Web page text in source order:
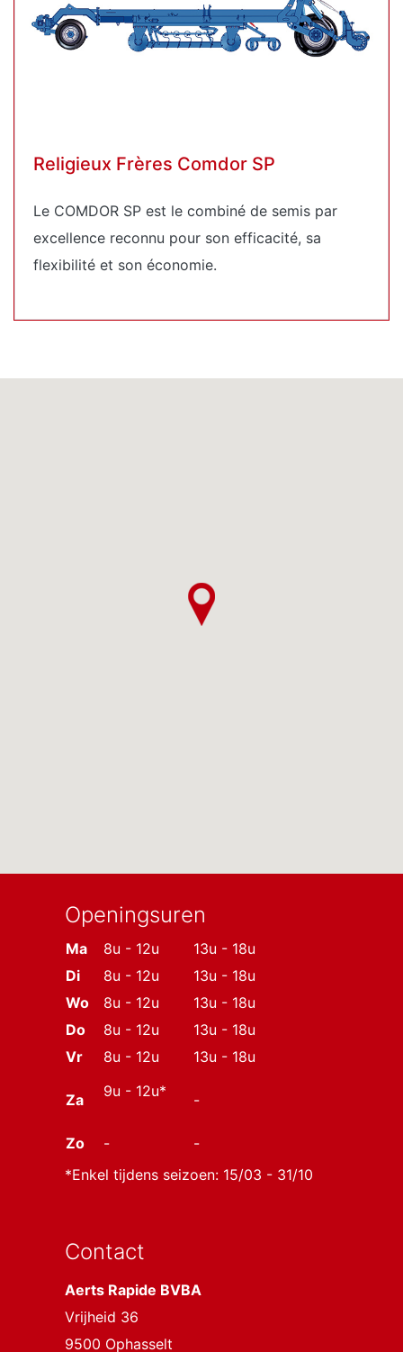
Religieux Frères Comdor SP
Le COMDOR SP est le combiné de semis par
excellence reconnu pour son efficacité, sa
flexibilité et son économie.
Openingsuren
Ma 8u - 12u
13u - 18u
Di
8u - 12u
13u - 18u
Wo
8u - 12u
13u - 18u
Do
8u - 12u
13u - 18u
Vr
8u - 12u 13u - 18u
Za 9u - 12u* -
Zo -
-
*Enkel tijdens seizoen: 15/03 - 31/10
Contact
Aerts Rapide BVBA
Vrijheid 36
9500 Ophasselt